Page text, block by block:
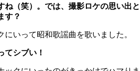
（笑）。では、撮影ロケの思い出と
す？
いって昭和歌謡曲を歌いました。
シブい！